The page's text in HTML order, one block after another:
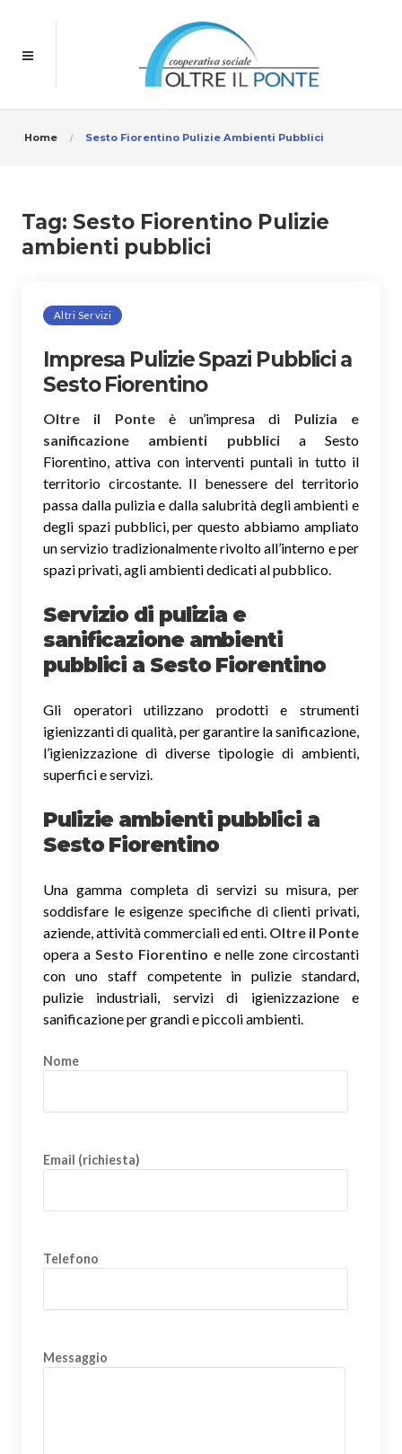
Home Sesto Fiorentino Pulizie Ambienti Pubblici
Tag: Sesto Fiorentino Pulizie
ambienti pubblici
Altri Servizi
Impresa Pulizie Spazi Pubblici a
Sesto Fiorentino
Oltre il Ponteè un’impresa di Pulizia e
sanificazione ambienti pubblicia Sesto
Fiorentino, attiva con interventi puntali in tutto il
territorio circostante. Il benessere del territorio
passa dalla pulizia e dalla salubrità degli ambienti e
degli spazi pubblici, per questo abbiamo ampliato
un servizio tradizionalmente rivolto all’interno e per
spazi privati, agli ambienti dedicati al pubblico.
Servizio di pulizia e
sanificazione ambienti
pubblici a Sesto Fiorentino
Gli operatori utilizzano prodotti e strumenti
igienizzanti di qualità, per garantire la sanificazione,
l’igienizzazione di diverse tipologie di ambienti,
superfici e servizi.
Pulizie ambienti pubblici a
Sesto Fiorentino
Una gamma completa di servizi su misura, per
soddisfare le esigenze specifiche di clienti privati,
aziende, attività commerciali ed enti. Oltre il Ponte
opera aSesto Fiorentino e nelle zone circostanti
con uno staff competente in pulizie standard,
pulizie industriali, servizi di igienizzazione e
sanificazione per grandi e piccoli ambienti.
Nome
Email (richiesta)
Telefono
Messaggio